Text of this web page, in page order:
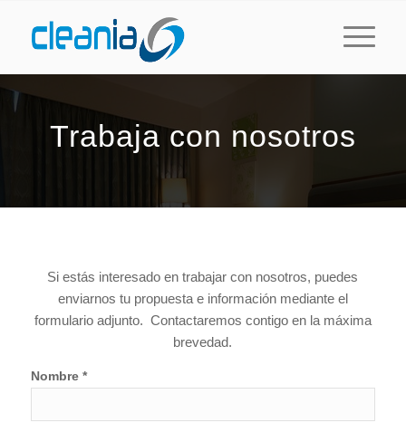
Trabaja con nosotros
Si estás interesado en trabajar con nosotros, puedes
enviarnos tu propuesta e información mediante el
formulario adjunto. Contactaremos contigo en la máxima
brevedad.
Nombre *